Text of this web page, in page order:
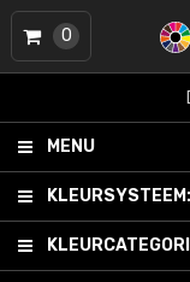
MENU
KLEURSYSTEEM:
0